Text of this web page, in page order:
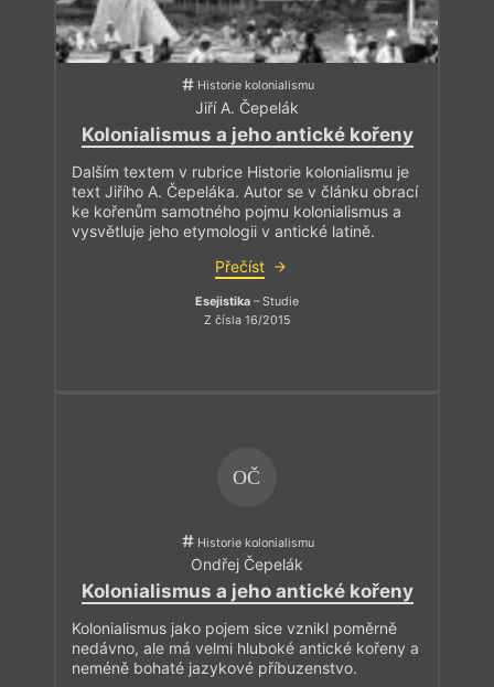
Historie kolonialismu
Jiří A. Čepelák
Kolonialismus a jeho antické kořeny
Dalším textem v rubrice Historie kolonialismu je
text Jiřího A. Čepeláka. Autor se v článku obrací
ke kořenům samotného pojmu kolonialismus a
vysvětluje jeho etymologii v antické latině.
Přečíst
Esejistika – Studie
Z čísla 16/2015
OČ
Historie kolonialismu
Ondřej Čepelák
Kolonialismus a jeho antické kořeny
Kolonialismus jako pojem sice vznikl poměrně
nedávno, ale má velmi hluboké antické kořeny a
neméně bohaté jazykové příbuzenstvo.